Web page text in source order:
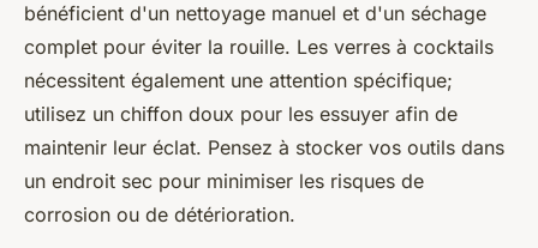
bénéficient d'un nettoyage manuel et d'un séchage
complet pour éviter la rouille. Les verres à cocktails
nécessitent également une attention spécifique;
utilisez un chiffon doux pour les essuyer afin de
maintenir leur éclat. Pensez à stocker vos outils dans
un endroit sec pour minimiser les risques de
corrosion ou de détérioration.